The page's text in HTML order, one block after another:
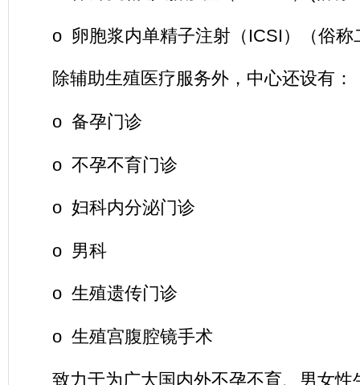
o 卵胞浆内单精子注射（ICSI）（俗称
除辅助生殖医疗服务外，中心还设有：
o 备孕门诊
o 不孕不育门诊
o 妇科内分泌门诊
o 男科
o 生殖遗传门诊
o 生殖宫腹腔镜手术
致力于为广大国内外不孕不育、男女性